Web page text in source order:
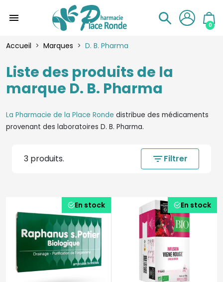
menu
0
Accueil Marques D. B. Pharma
Liste des produits de la
marque D. B. Pharma
La Pharmacie de la Place Ronde distribue des médicaments
provenant des laboratoires D. B. Pharma.
3 produits. filter_listFiltrer
En stock En stock